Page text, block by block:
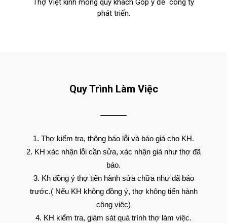
Thợ Việt kính mong quý khách Góp ý để công ty
phát triển.
Quy Trình Làm Việc
Thợ kiểm tra, thông báo lỗi và báo giá cho KH.
KH xác nhận lỗi cần sửa, xác nhận giá như thợ đã
báo.
Kh đồng ý thợ tiến hành sửa chữa như đã báo
trước.( Nếu KH không đồng ý, thợ không tiến hành
công việc)
KH kiểm tra, giám sát quá trình thợ làm việc.